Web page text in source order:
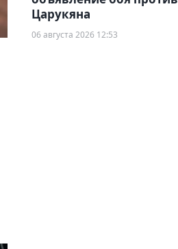
Царукяна
06 августа 2026 12:53